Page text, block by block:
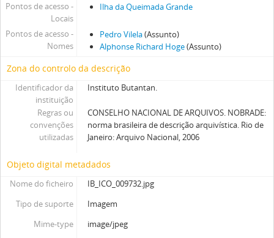
Pontos de acesso -
Locais
Ilha da Queimada Grande
Pontos de acesso -
Nomes
Pedro Vilela(Assunto)
Alphonse Richard Hoge(Assunto)
Zona do controlo da descrição
Identificador da
instituição
Instituto Butantan.
Regras ou
convenções
utilizadas
CONSELHO NACIONAL DE ARQUIVOS. NOBRADE:
norma brasileira de descrição arquivística. Rio de
Janeiro: Arquivo Nacional, 2006
Objeto digital metadados
Nome do ficheiro
IB_ICO_009732.jpg
Tipo de suporte
Imagem
Mime-type
image/jpeg